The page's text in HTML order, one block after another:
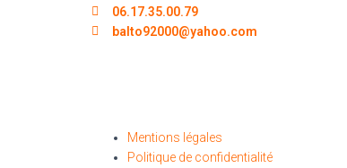
06.17.35.00.79
balto92000@yahoo.com
Mentions légales
Politique de confidentialité